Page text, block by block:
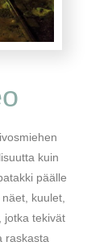
kuin
päälle
kuulet,
jotka tekivät
raskasta